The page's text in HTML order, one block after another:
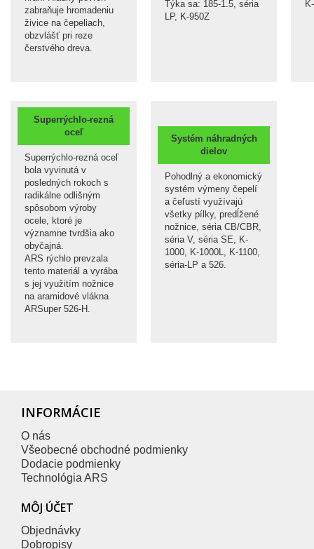
zabraňuje hromadeniu
živice na čepeliach,
obzvlášť pri reze
čerstvého dreva.
Týka sa: 185-1.5, séria
LP, K-950Z
Superrýchlo-rezná
oceľ
Superrýchlo-rezná oceľ
bola vyvinutá v
posledných rokoch s
radikálne odlišným
spôsobom výroby
ocele, ktoré je
významne tvrdšia ako
obyčajná.
ARS rýchlo prevzala
tento materiál a vyrába
s jej využitím nožnice
na aramidové vlákna
ARSuper 526-H.
Systém náhradných
dielov
Pohodlný a ekonomický
systém výmeny čepelí
a čeľustí využívajú
všetky pílky, predĺžené
nožnice, séria CB/CBR,
séria V, séria SE, K-
1000, K-1000L, K-1100,
séria-LP a 526.
INFORMÁCIE
O nás
Všeobecné obchodné podmienky
Dodacie podmienky
Technológia ARS
MÔJ ÚČET
Objednávky
Dobropisy